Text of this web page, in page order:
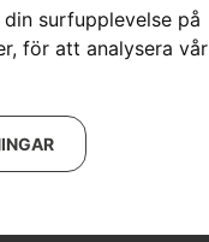
surfupplevelse på
för att analysera vår